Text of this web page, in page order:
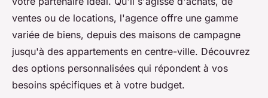
Laurent •1 mars 2025•6 min de lecture
ventes ou de locations, l'agence offre une gamme
variée de biens, depuis des maisons de campagne
jusqu'à des appartements en centre-ville. Découvrez
des options personnalisées qui répondent à vos
besoins spécifiques et à votre budget.